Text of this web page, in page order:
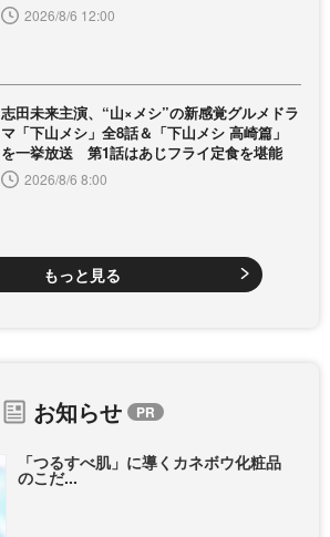
2026/8/6 12:00
志田未来主演、“山×メシ”の新感覚グルメドラ
マ「下山メシ」全8話＆「下山メシ 高崎篇」
を一挙放送 第1話はあじフライ定食を堪能
2026/8/6 8:00
もっと見る
お知らせ
「つるすべ肌」に導くカネボウ化粧品
のこだ...